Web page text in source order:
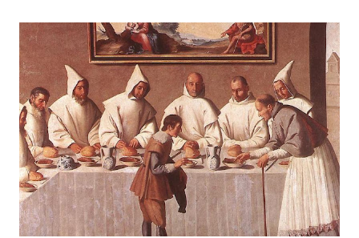
portugueses maiores de 6 anos não sabiam ler, imagine-se
378 anos antes! (RUI RAMOS,1988) . A alimentação e as suas
tradições são um legado de milhares de anos. É um
organismo vivo, em constante mutação. Os vestígios deste
tempo, na alimentação, não são tão tangíveis como em
outras artes, que nos deixaram um legado vasto e palpável
como pinturas, objetos ou monumentos. Apoioar-me-ei,
portanto, em escritos produzidos pelas elites de então.
Este texto é uma análise genérica sobre os produtos, háb...